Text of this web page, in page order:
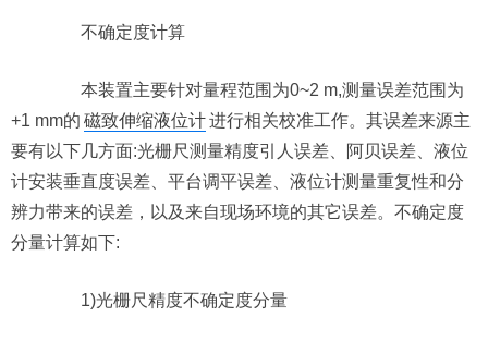
不确定度计算
本装置主要针对量程范围为0~2 m,测量误差范围为
+1 mm的 磁致伸缩液位计进行相关校准工作。其误差来源主
要有以下几方面:光栅尺测量精度引人误差、阿贝误差、液位
计安装垂直度误差、平台调平误差、液位计测量重复性和分
辨力带来的误差，以及来自现场环境的其它误差。不确定度
分量计算如下:
1)光栅尺精度不确定度分量